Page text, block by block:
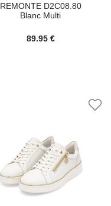
REMONTE D2C08.80
Blanc Multi
89.95 €